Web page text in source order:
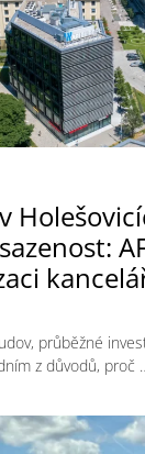
průběžné
z důvodů, proč